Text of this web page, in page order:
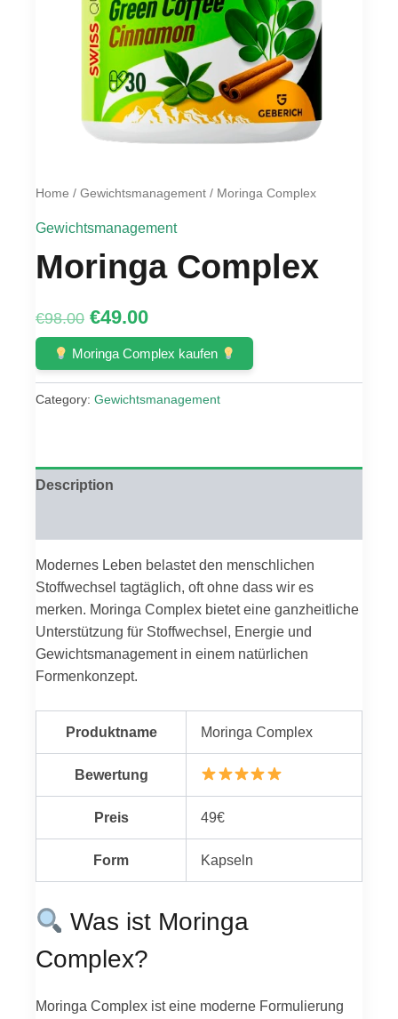
Home / Gewichtsmanagement / Moringa Complex
Gewichtsmanagement
Moringa Complex
€98.00 Original
price
was:
€98.00.
€49.00Current
price
is:
€49.00.
Moringa Complex kaufen
Category: Gewichtsmanagement
Description
Modernes Leben belastet den menschlichen
Stoffwechsel tagtäglich, oft ohne dass wir es
merken. Moringa Complex bietet eine ganzheitliche
Unterstützung für Stoffwechsel, Energie und
Gewichtsmanagement in einem natürlichen
Formenkonzept.
Produktname Moringa Complex
Bewertung
Preis 49€
Form Kapseln
Was ist Moringa
Complex?
Moringa Complex ist eine moderne Formulierung